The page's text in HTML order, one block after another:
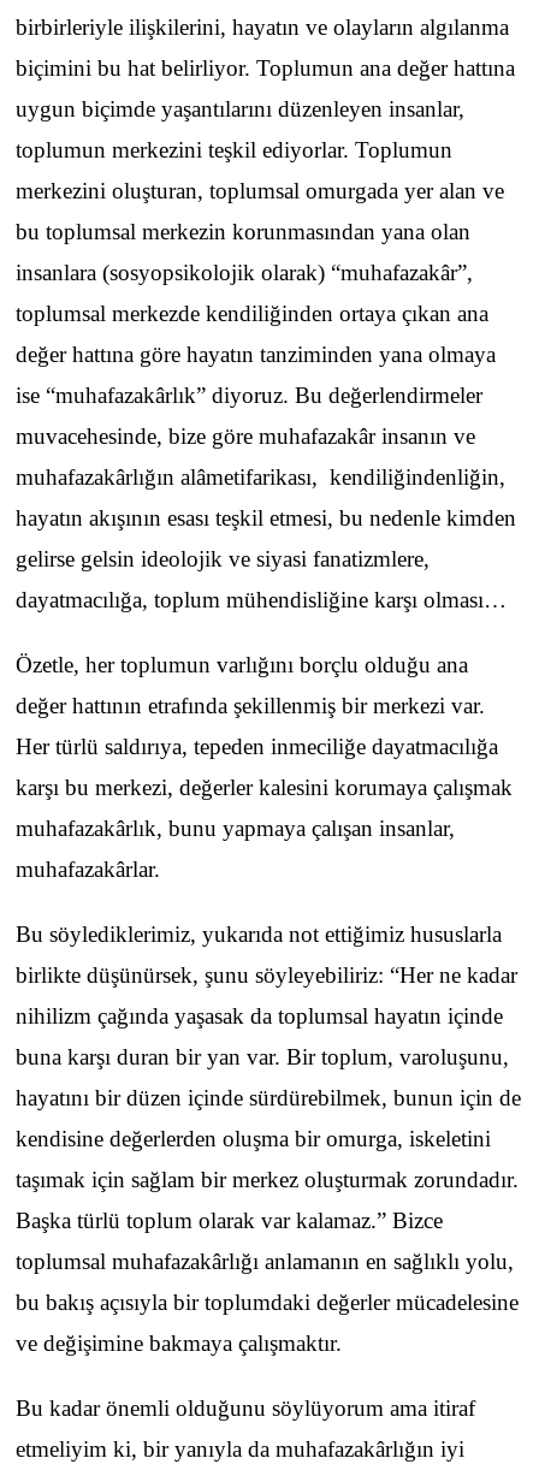
birbirleriyle ilişkilerini, hayatın ve olayların algılanma
biçimini bu hat belirliyor. Toplumun ana değer hattına
uygun biçimde yaşantılarını düzenleyen insanlar,
toplumun merkezini teşkil ediyorlar. Toplumun
merkezini oluşturan, toplumsal omurgada yer alan ve
bu toplumsal merkezin korunmasından yana olan
insanlara (sosyopsikolojik olarak) “muhafazakâr”,
toplumsal merkezde kendiliğinden ortaya çıkan ana
değer hattına göre hayatın tanziminden yana olmaya
ise “muhafazakârlık” diyoruz. Bu değerlendirmeler
muvacehesinde, bize göre muhafazakâr insanın ve
muhafazakârlığın alâmetifarikası, kendiliğindenliğin,
hayatın akışının esası teşkil etmesi, bu nedenle kimden
gelirse gelsin ideolojik ve siyasi fanatizmlere,
dayatmacılığa, toplum mühendisliğine karşı olması…
Özetle, her toplumun varlığını borçlu olduğu ana
değer hattının etrafında şekillenmiş bir merkezi var.
Her türlü saldırıya, tepeden inmeciliğe dayatmacılığa
karşı bu merkezi, değerler kalesini korumaya çalışmak
muhafazakârlık, bunu yapmaya çalışan insanlar,
muhafazakârlar.
Bu söylediklerimiz, yukarıda not ettiğimiz hususlarla
birlikte düşünürsek, şunu söyleyebiliriz: “Her ne kadar
nihilizm çağında yaşasak da toplumsal hayatın içinde
buna karşı duran bir yan var. Bir toplum, varoluşunu,
hayatını bir düzen içinde sürdürebilmek, bunun için de
kendisine değerlerden oluşma bir omurga, iskeletini
taşımak için sağlam bir merkez oluşturmak zorundadır.
Başka türlü toplum olarak var kalamaz.” Bizce
toplumsal muhafazakârlığı anlamanın en sağlıklı yolu,
bu bakış açısıyla bir toplumdaki değerler mücadelesine
ve değişimine bakmaya çalışmaktır.
Bu kadar önemli olduğunu söylüyorum ama itiraf
etmeliyim ki, bir yanıyla da muhafazakârlığın iyi